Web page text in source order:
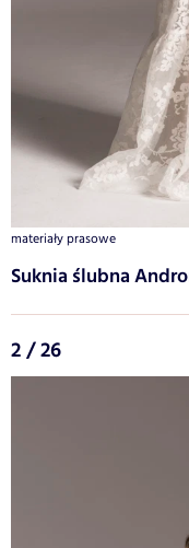
materiały prasowe
Suknia ślubna
2 / 26